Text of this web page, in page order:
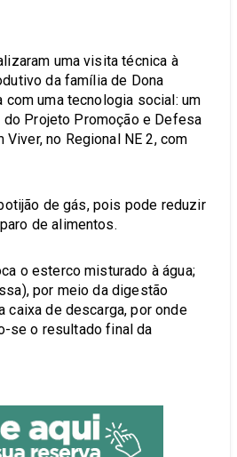
uma visita técnica à
da família de Dona
uma tecnologia social: um
Projeto Promoção e Defesa
no Regional NE 2, com
de gás, pois pode reduzir
de alimentos.
o esterco misturado à água;
por meio da digestão
caixa de descarga, por onde
se o resultado final da